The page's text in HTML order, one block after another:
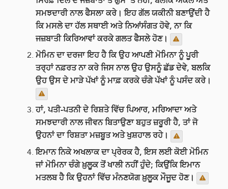
ਸਮਝਦਾਰੀ ਨਾਲ ਫੈਸਲਾ ਕਰੇ। ਇਹ ਗੱਲ ਯਕੀਨੀ ਬਣਾਉਂਦੀ ਹੈ
ਕਿ ਮਸਲੇ ਦਾ ਹੱਲ ਸਥਾਈ ਅਤੇ ਨਿਆਂਸੰਗਤ ਹੋਵੇ, ਨਾ ਕਿ
ਜਜ਼ਬਾਤੀ ਕਿਰਿਆਵਾਂ ਕਰਕੇ ਗਲਤ ਫੈਸਲੇ ਹੋਣ।
ਮੋਮਿਨ ਦਾ ਦਰਜਾ ਇਹ ਹੈ ਕਿ ਉਹ ਆਪਣੀ ਮੋਮਿਨਾ ਨੂੰ ਪੂਰੀ
ਤਰ੍ਹਾਂ ਨਫ਼ਰਤ ਨਾ ਕਰੇ ਜਿਸ ਨਾਲ ਉਹ ਉਸਨੂੰ ਛੱਡ ਦੇਵੇ, ਬਲਕਿ
ਉਹ ਉਸ ਦੇ ਮਾੜੇ ਪੱਖਾਂ ਨੂੰ ਮਾਫ਼ ਕਰਕੇ ਚੰਗੇ ਪੱਖਾਂ ਨੂੰ ਪਸੰਦ ਕਰੇ।
ਹਾਂ, ਪਤੀ-ਪਤਨੀ ਦੇ ਰਿਸ਼ਤੇ ਵਿੱਚ ਪਿਆਰ, ਮਰਿਆਦਾ ਅਤੇ
ਸਮਝਦਾਰੀ ਨਾਲ ਜੀਵਨ ਬਿਤਾਉਣਾ ਬਹੁਤ ਜ਼ਰੂਰੀ ਹੈ, ਤਾਂ ਜੋ
ਉਹਨਾਂ ਦਾ ਰਿਸ਼ਤਾ ਮਜ਼ਬੂਤ ਅਤੇ ਖੁਸ਼ਹਾਲ ਰਹੇ।
ਇਮਾਨ ਨਿਕੇ ਅਖਲਾਕ ਦਾ ਪ੍ਰੇਰਕ ਹੈ, ਇਸ ਲਈ ਕੋਈ ਮੋਮਿਨ
ਜਾਂ ਮੋਮਿਨਾ ਚੰਗੇ ਖ਼ੁਲੂਕ ਤੋਂ ਖਾਲੀ ਨਹੀਂ ਹੁੰਦੇ; ਕਿਉਂਕਿ ਇਮਾਨ
ਮਤਲਬ ਹੈ ਕਿ ਉਹਨਾਂ ਵਿੱਚ ਮੰਨਣਯੋਗ ਖ਼ੁਲੂਕ ਮੌਜੂਦ ਹੋਣ।